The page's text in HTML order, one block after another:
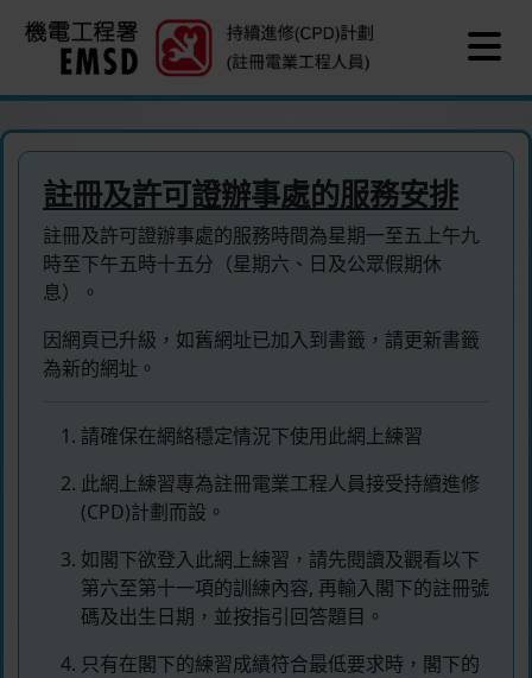
主要內容
註冊及許可證辦事處的服務安排
註冊及許可證辦事處的服務時間為星期一至五上午九
時至下午五時十五分（星期六、日及公眾假期休
息）。
因網頁已升級，如舊網址已加入到書籤，請更新書籤
為新的網址。
請確保在網絡穩定情況下使用此網上練習
此網上練習專為註冊電業工程人員接受持續進修
(CPD)計劃而設。
如閣下欲登入此網上練習，請先閱讀及觀看以下
第六至第十一項的訓練內容, 再輸入閣下的註冊號
碼及出生日期，並按指引回答題目。
只有在閣下的練習成績符合最低要求時，閣下的